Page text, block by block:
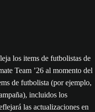
los items de futbolistas de
Team ’26 al momento del
de futbolista (por ejemplo,
incluidos los
las actualizaciones en